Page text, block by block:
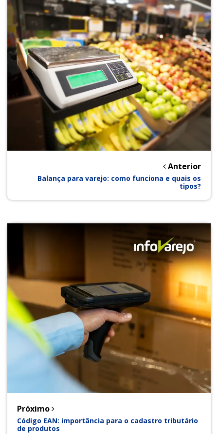
Anterior
Balança para varejo: como funciona e quais os
tipos?
Próximo
Código EAN: importância para o cadastro tributário
de produtos